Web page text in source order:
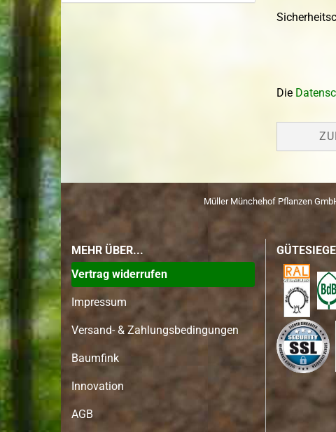
Die
Müller Münchehof Pflanzen
MEHR ÜBER...
Vertrag widerrufen
Impressum
Versand- & Zahlungsbedingungen
Baumfink
Innovation
AGB